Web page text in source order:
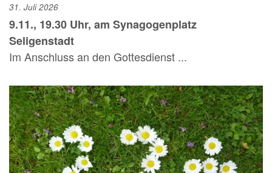
31. Juli 2026
9.11., 19.30 Uhr, am Synagogenplatz
Seligenstadt
Im Anschluss an den Gottesdienst ...